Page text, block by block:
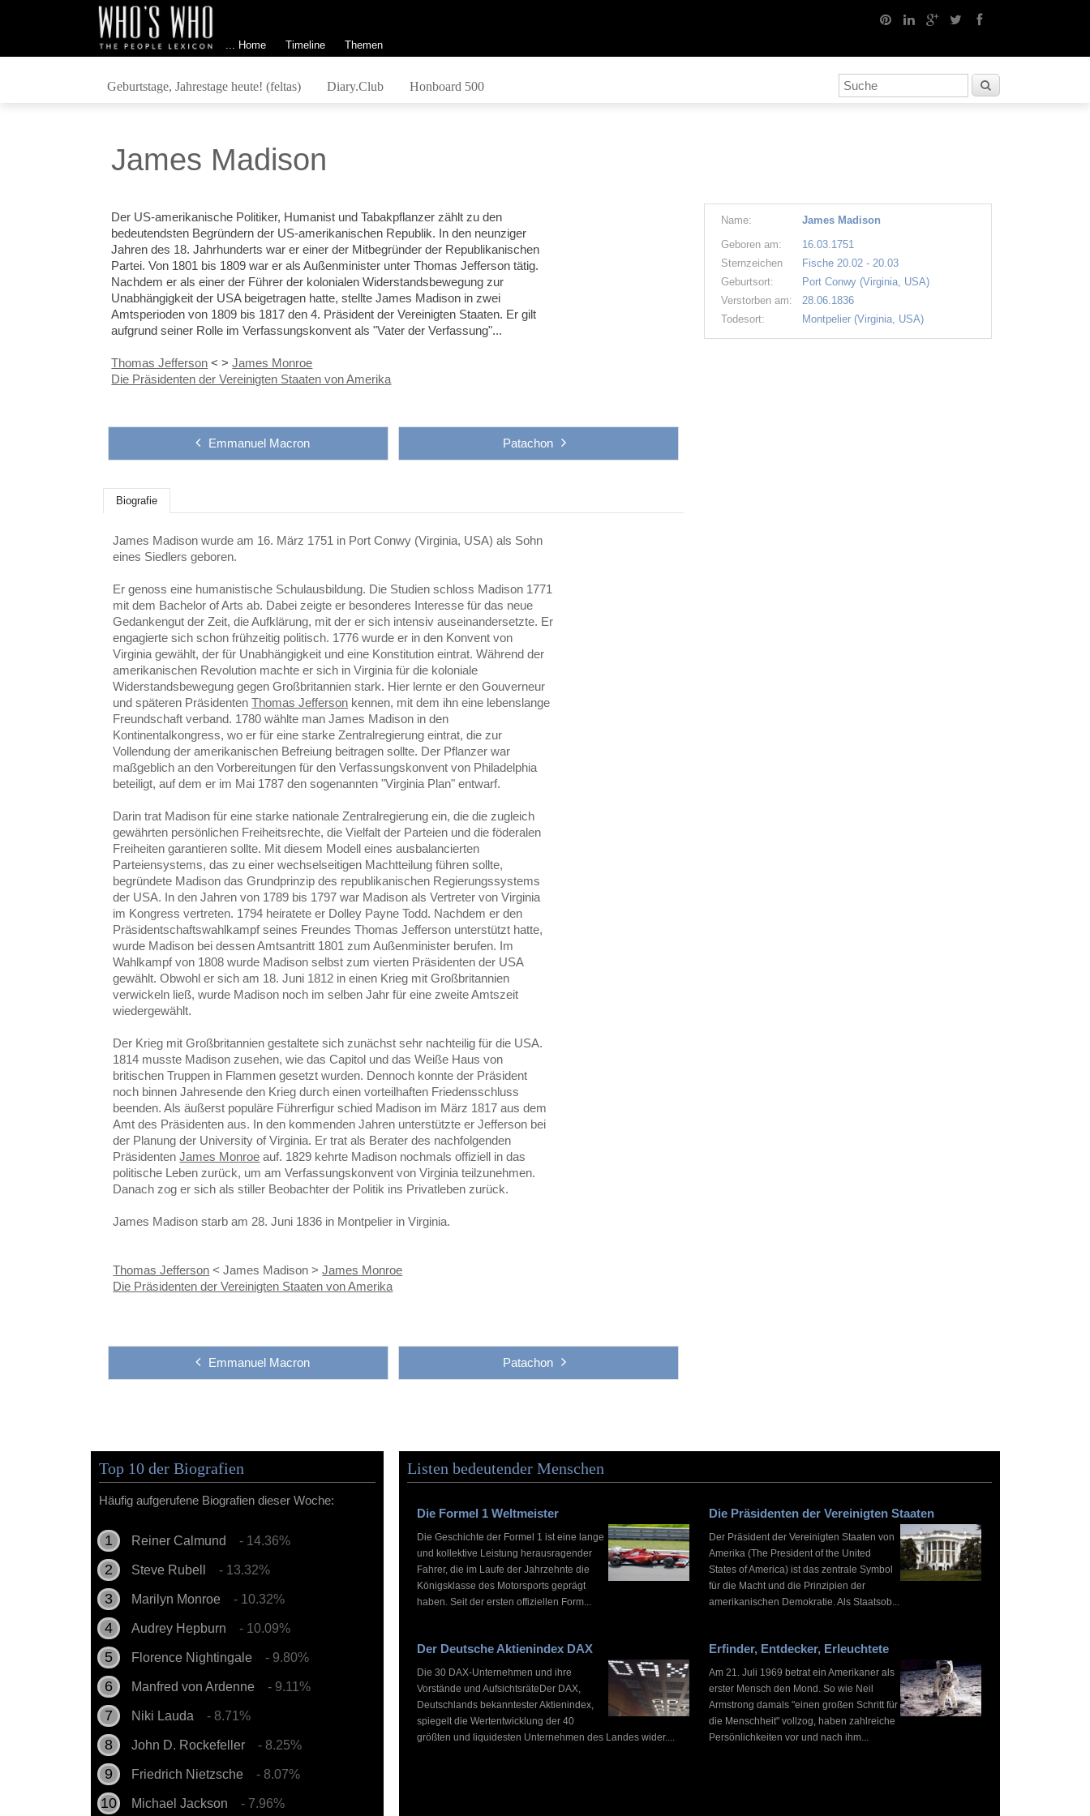
... Home Timeline Themen
Geburtstage, Jahrestage heute! (feltas) Diary.Club Honboard 500
James Madison
Der US-amerikanische Politiker, Humanist und Tabakpflanzer zählt zu den
bedeutendsten Begründern der US-amerikanischen Republik. In den neunziger
Jahren des 18. Jahrhunderts war er einer der Mitbegründer der Republikanischen
Partei. Von 1801 bis 1809 war er als Außenminister unter Thomas Jefferson tätig.
Nachdem er als einer der Führer der kolonialen Widerstandsbewegung zur
Unabhängigkeit der USA beigetragen hatte, stellte James Madison in zwei
Amtsperioden von 1809 bis 1817 den 4. Präsident der Vereinigten Staaten. Er gilt
aufgrund seiner Rolle im Verfassungskonvent als "Vater der Verfassung"...
Thomas Jefferson < > James Monroe
Die Präsidenten der Vereinigten Staaten von Amerika
Emmanuel Macron Patachon
Biografie
James Madison wurde am 16. März 1751 in Port Conwy (Virginia, USA) als Sohn
eines Siedlers geboren.
Er genoss eine humanistische Schulausbildung. Die Studien schloss Madison 1771
mit dem Bachelor of Arts ab. Dabei zeigte er besonderes Interesse für das neue
Gedankengut der Zeit, die Aufklärung, mit der er sich intensiv auseinandersetzte. Er
engagierte sich schon frühzeitig politisch. 1776 wurde er in den Konvent von
Virginia gewählt, der für Unabhängigkeit und eine Konstitution eintrat. Während der
amerikanischen Revolution machte er sich in Virginia für die koloniale
Widerstandsbewegung gegen Großbritannien stark. Hier lernte er den Gouverneur
und späteren PräsidentenThomas Jefferson kennen, mit dem ihn eine lebenslange
Freundschaft verband. 1780 wählte man James Madison in den
Kontinentalkongress, wo er für eine starke Zentralregierung eintrat, die zur
Vollendung der amerikanischen Befreiung beitragen sollte. Der Pflanzer war
maßgeblich an den Vorbereitungen für den Verfassungskonvent von Philadelphia
beteiligt, auf dem er im Mai 1787 den sogenannten "Virginia Plan" entwarf.
Darin trat Madison für eine starke nationale Zentralregierung ein, die die zugleich
gewährten persönlichen Freiheitsrechte, die Vielfalt der Parteien und die föderalen
Freiheiten garantieren sollte. Mit diesem Modell eines ausbalancierten
Parteiensystems, das zu einer wechselseitigen Machtteilung führen sollte,
begründete Madison das Grundprinzip des republikanischen Regierungssystems
der USA. In den Jahren von 1789 bis 1797 war Madison als Vertreter von Virginia
im Kongress vertreten. 1794 heiratete er Dolley Payne Todd. Nachdem er den
Präsidentschaftswahlkampf seines Freundes Thomas Jefferson unterstützt hatte,
wurde Madison bei dessen Amtsantritt 1801 zum Außenminister berufen. Im
Wahlkampf von 1808 wurde Madison selbst zum vierten Präsidenten der USA
gewählt. Obwohl er sich am 18. Juni 1812 in einen Krieg mit Großbritannien
verwickeln ließ, wurde Madison noch im selben Jahr für eine zweite Amtszeit
wiedergewählt.
Der Krieg mit Großbritannien gestaltete sich zunächst sehr nachteilig für die USA.
1814 musste Madison zusehen, wie das Capitol und das Weiße Haus von
britischen Truppen in Flammen gesetzt wurden. Dennoch konnte der Präsident
noch binnen Jahresende den Krieg durch einen vorteilhaften Friedensschluss
beenden. Als äußerst populäre Führerfigur schied Madison im März 1817 aus dem
Amt des Präsidenten aus. In den kommenden Jahren unterstützte er Jefferson bei
der Planung der University of Virginia. Er trat als Berater des nachfolgenden
PräsidentenJames Monroe auf. 1829 kehrte Madison nochmals offiziell in das
politische Leben zurück, um am Verfassungskonvent von Virginia teilzunehmen.
Danach zog er sich als stiller Beobachter der Politik ins Privatleben zurück.
James Madison starb am 28. Juni 1836 in Montpelier in Virginia.
Thomas Jefferson < James Madison >James Monroe
Die Präsidenten der Vereinigten Staaten von Amerika
Emmanuel Macron Patachon
Name:
James Madison
Geboren am:
16.03.1751
Sternzeichen
Fische 20.02 - 20.03
Geburtsort:
Port Conwy (Virginia, USA)
Verstorben am:
28.06.1836
Todesort:
Montpelier (Virginia, USA)
Top 10 der Biografien
Häufig aufgerufene Biografien dieser Woche:
Reiner Calmund - 14.36%
Steve Rubell - 13.32%
Marilyn Monroe - 10.32%
Audrey Hepburn - 10.09%
Florence Nightingale - 9.80%
Manfred von Ardenne - 9.11%
Niki Lauda - 8.71%
John D. Rockefeller - 8.25%
Friedrich Nietzsche - 8.07%
Michael Jackson - 7.96%
Listen bedeutender Menschen
Die Formel 1 Weltmeister
Die Geschichte der Formel 1 ist eine lange
und kollektive Leistung herausragender
Fahrer, die im Laufe der Jahrzehnte die
Königsklasse des Motorsports geprägt
haben. Seit der ersten offiziellen Form...
Die Präsidenten der Vereinigten Staaten
Der Präsident der Vereinigten Staaten von
Amerika (The President of the United
States of America) ist das zentrale Symbol
für die Macht und die Prinzipien der
amerikanischen Demokratie. Als Staatsob...
Der Deutsche Aktienindex DAX
Die 30 DAX-Unternehmen und ihre
Vorstände und AufsichtsräteDer DAX,
Deutschlands bekanntester Aktienindex,
spiegelt die Wertentwicklung der 40
größten und liquidesten Unternehmen des Landes wider....
Erfinder, Entdecker, Erleuchtete
Am 21. Juli 1969 betrat ein Amerikaner als
erster Mensch den Mond. So wie Neil
Armstrong damals "einen großen Schritt für
die Menschheit" vollzog, haben zahlreiche
Persönlichkeiten vor und nach ihm...